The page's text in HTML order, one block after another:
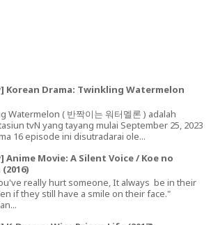
Korean Drama: Twinkling Watermelon
Watermelon ( 반짝이는 워터멜론 ) adalah
tvN yang tayang mulai September 25, 2023
16 episode ini disutradarai ole...
Anime Movie: A Silent Voice / Koe no
really hurt someone, It always be in their
if they still have a smile on their face."